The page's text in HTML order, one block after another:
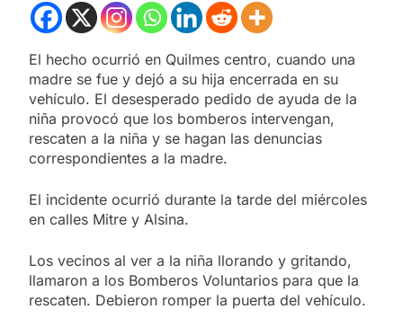
El hecho ocurrió en Quilmes centro, cuando una
madre se fue y dejó a su hija encerrada en su
vehículo. El desesperado pedido de ayuda de la
niña provocó que los bomberos intervengan,
rescaten a la niña y se hagan las denuncias
correspondientes a la madre.
El incidente ocurrió durante la tarde del miércoles
en calles Mitre y Alsina.
Los vecinos al ver a la niña llorando y gritando,
llamaron a los Bomberos Voluntarios para que la
rescaten. Debieron romper la puerta del vehículo.